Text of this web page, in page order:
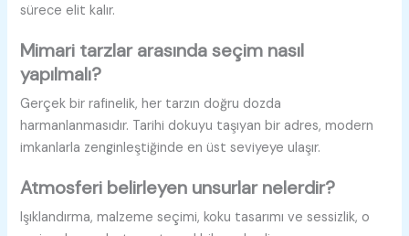
sürece elit kalır.
Mimari tarzlar arasında seçim nasıl
yapılmalı?
Gerçek bir rafinelik, her tarzın doğru dozda
harmanlanmasıdır. Tarihi dokuyu taşıyan bir adres, modern
imkanlarla zenginleştiğinde en üst seviyeye ulaşır.
Atmosferi belirleyen unsurlar nelerdir?
Işıklandırma, malzeme seçimi, koku tasarımı ve sessizlik, o